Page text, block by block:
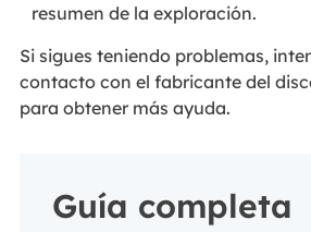
resumen de la exploración.
Si sigues teniendo problemas,
contacto con el fabricante del
para obtener más ayuda.
Guía completa